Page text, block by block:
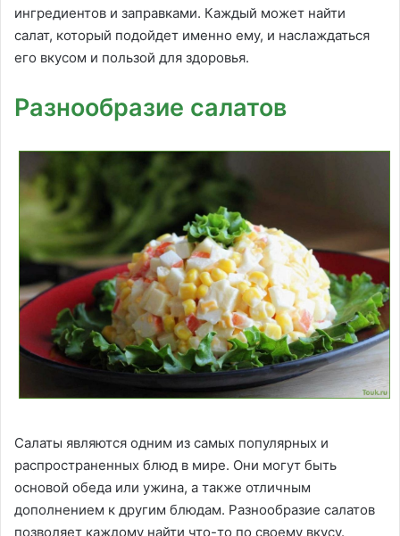
ингредиентов и заправками. Каждый может найти
салат, который подойдет именно ему, и наслаждаться
его вкусом и пользой для здоровья.
Разнообразие салатов
Салаты являются одним из самых популярных и
распространенных блюд в мире. Они могут быть
основой обеда или ужина, а также отличным
дополнением к другим блюдам. Разнообразие салатов
позволяет каждому найти что-то по своему вкусу.